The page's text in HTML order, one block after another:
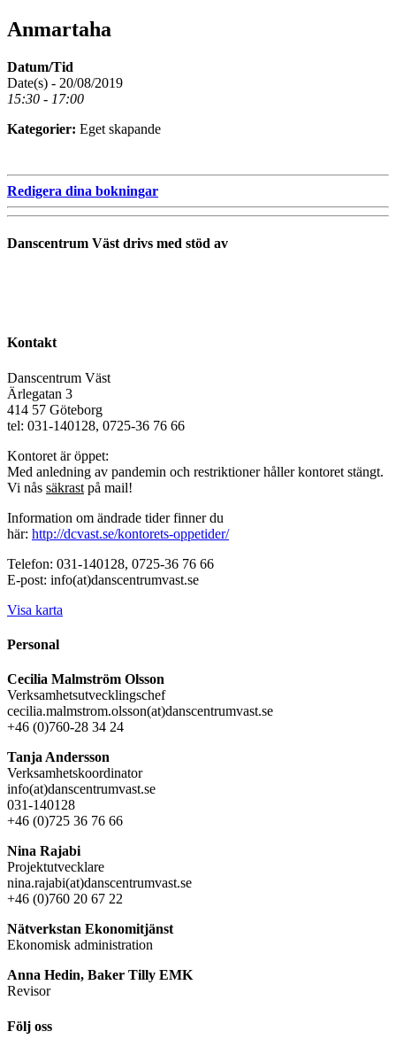
Anmartaha
Datum/Tid
Date(s) - 20/08/2019
15:30 - 17:00
Kategorier: Eget skapande
Redigera dina bokningar
Danscentrum Väst drivs med stöd av
Kontakt
Danscentrum Väst
Ärlegatan 3
414 57 Göteborg
tel: 031-140128, 0725-36 76 66
Kontoret är öppet:
Med anledning av pandemin och restriktioner håller kontoret stängt.
Vi nås säkrast på mail!
Information om ändrade tider finner du
här: http://dcvast.se/kontorets-oppetider/
Telefon: 031-140128, 0725-36 76 66
E-post: info(at)danscentrumvast.se
Visa karta
Personal
Cecilia Malmström Olsson
Verksamhetsutvecklingschef
cecilia.malmstrom.olsson(at)danscentrumvast.se
+46 (0)760-28 34 24
Tanja Andersson
Verksamhetskoordinator
info(at)danscentrumvast.se
031-140128
+46 (0)725 36 76 66
Nina Rajabi
Projektutvecklare
nina.rajabi(at)danscentrumvast.se
+46 (0)760 20 67 22
Nätverkstan Ekonomitjänst
Ekonomisk administration
Anna Hedin, Baker Tilly EMK
Revisor
Följ oss